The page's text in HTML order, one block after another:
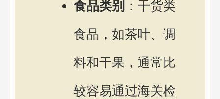
食品类别 ：干货类
食品，如茶叶、调
料和干果，通常比
较容易通过海关检